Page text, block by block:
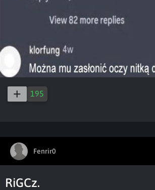
195
Fenrir0
RiGCz.